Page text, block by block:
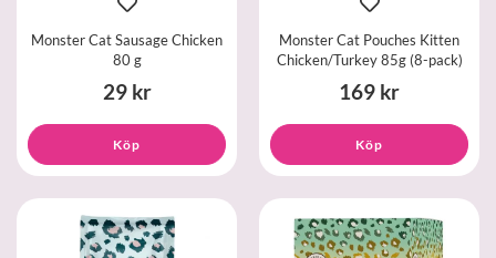
Monster Cat Sausage Chicken
80 g
29 kr
Köp
Monster Cat Pouches Kitten
Chicken/Turkey 85g (8-pack)
169 kr
Köp